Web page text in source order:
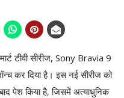
टीवी सीरीज, Sony Bravia 9
कर दिया है। इस नई सीरीज को
पेश किया है, जिसमें अत्याधुनिक